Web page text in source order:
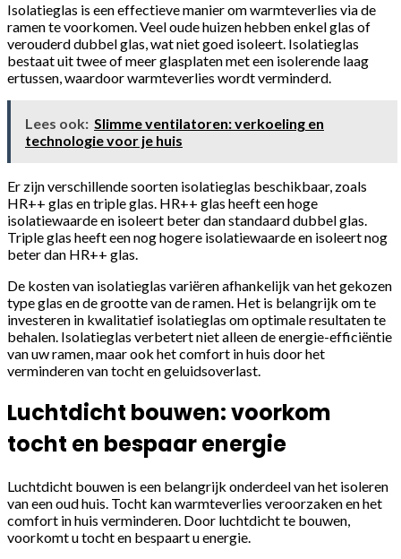
Isolatieglas is een effectieve manier om warmteverlies via de
ramen te voorkomen. Veel oude huizen hebben enkel glas of
verouderd dubbel glas, wat niet goed isoleert. Isolatieglas
bestaat uit twee of meer glasplaten met een isolerende laag
ertussen, waardoor warmteverlies wordt verminderd.
Lees ook: Slimme ventilatoren: verkoeling en
technologie voor je huis
Er zijn verschillende soorten isolatieglas beschikbaar, zoals
HR++ glas en triple glas. HR++ glas heeft een hoge
isolatiewaarde en isoleert beter dan standaard dubbel glas.
Triple glas heeft een nog hogere isolatiewaarde en isoleert nog
beter dan HR++ glas.
De kosten van isolatieglas variëren afhankelijk van het gekozen
type glas en de grootte van de ramen. Het is belangrijk om te
investeren in kwalitatief isolatieglas om optimale resultaten te
behalen. Isolatieglas verbetert niet alleen de energie-efficiëntie
van uw ramen, maar ook het comfort in huis door het
verminderen van tocht en geluidsoverlast.
Luchtdicht bouwen: voorkom
tocht en bespaar energie
Luchtdicht bouwen is een belangrijk onderdeel van het isoleren
van een oud huis. Tocht kan warmteverlies veroorzaken en het
comfort in huis verminderen. Door luchtdicht te bouwen,
voorkomt u tocht en bespaart u energie.